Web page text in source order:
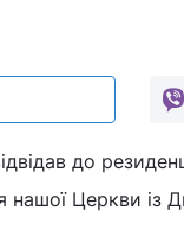
до
нашої Церкви із